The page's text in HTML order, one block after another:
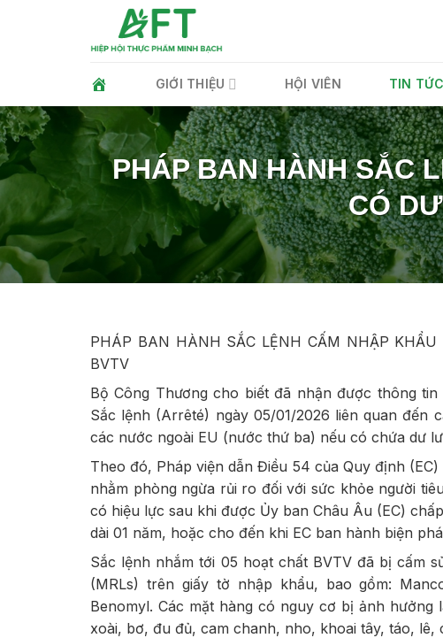
GIỚI THIỆU HỘI VIÊN TIN TỨC
PHÁP BAN HÀNH SẮC
CÓ
PHÁP BAN HÀNH SẮC LỆNH CẤM NHẬP
BVTV
Bộ Công Thương cho biết đã nhận được thông
Sắc lệnh (Arrêté) ngày 05/01/2026 liên quan
các nước ngoài EU (nước thứ ba) nếu có chứa dư
Theo đó, Pháp viện dẫn Điều 54 của Quy định
nhằm phòng ngừa rủi ro đối với sức khỏe người
có hiệu lực sau khi được Ủy ban Châu Âu (EC)
dài 01 năm, hoặc cho đến khi EC ban hành biện
Sắc lệnh nhắm tới 05 hoạt chất BVTV đã bị cấm
(MRLs) trên giấy tờ nhập khẩu, bao gồm:
Benomyl. Các mặt hàng có nguy cơ bị ảnh
xoài, bơ, đu đủ, cam chanh, nho, khoai tây, táo, lê,